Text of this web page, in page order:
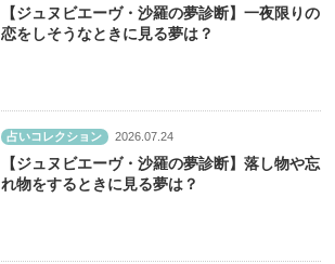
【ジュヌビエーヴ・沙羅の夢診断】一夜限りの
恋をしそうなときに見る夢は？
占いコレクション 2026.07.24
【ジュヌビエーヴ・沙羅の夢診断】落し物や忘
れ物をするときに見る夢は？